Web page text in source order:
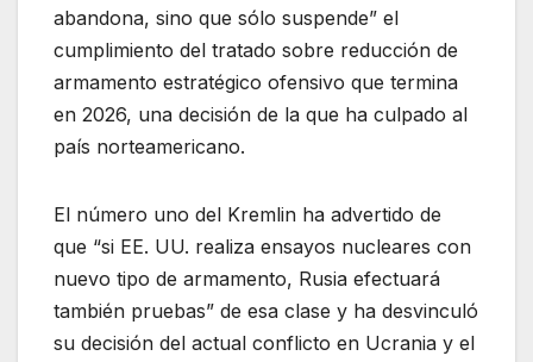
abandona, sino que sólo suspende” el
cumplimiento del tratado sobre reducción de
armamento estratégico ofensivo que termina
en 2026, una decisión de la que ha culpado al
país norteamericano.
El número uno del Kremlin ha advertido de
que “si EE. UU. realiza ensayos nucleares con
nuevo tipo de armamento, Rusia efectuará
también pruebas” de esa clase y ha desvinculó
su decisión del actual conflicto en Ucrania y el